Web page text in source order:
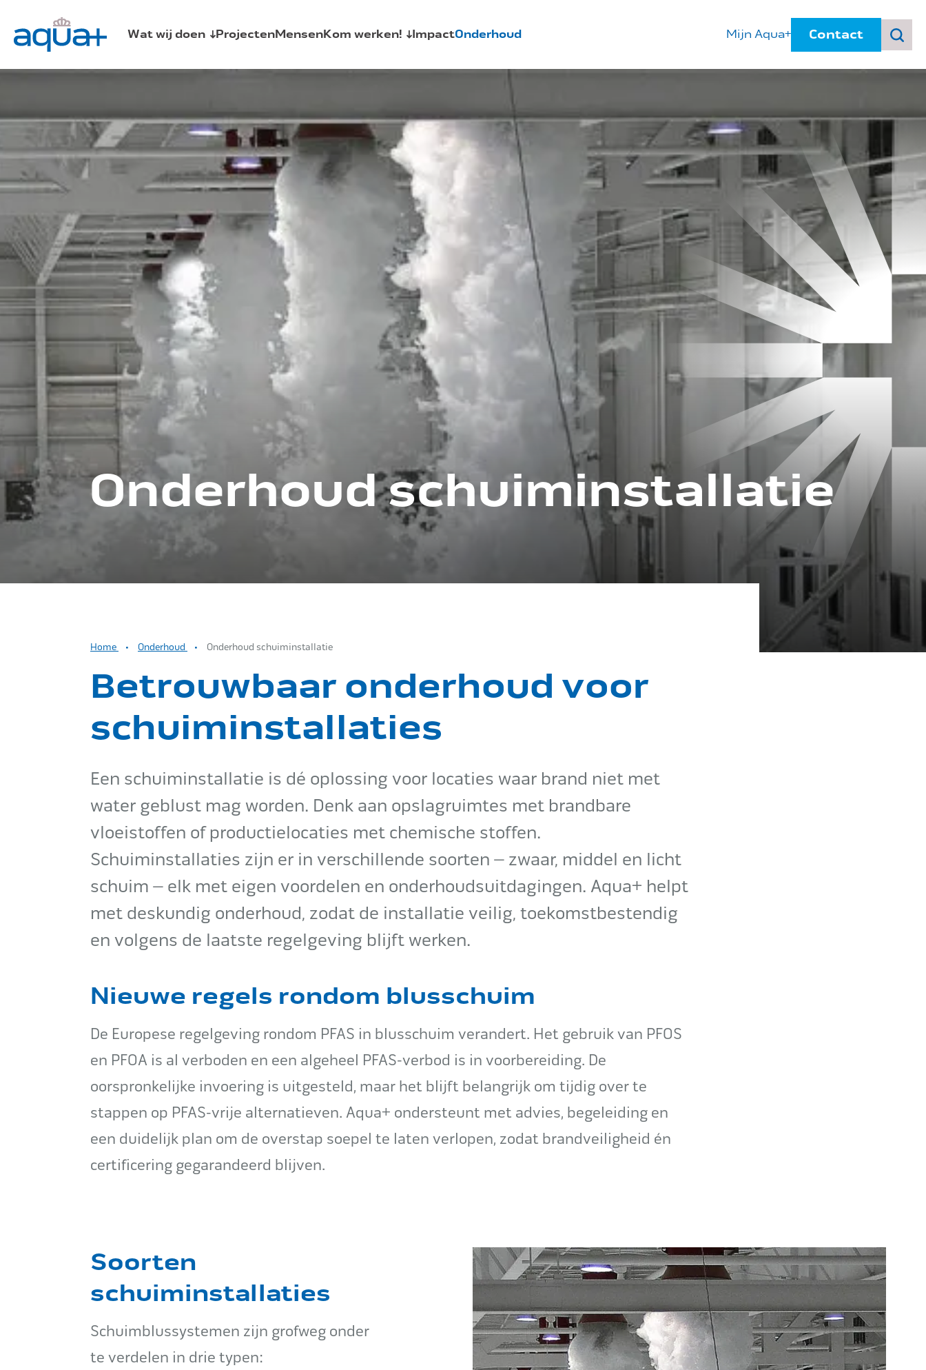
Wat wij doen
Sprinklerinstallaties
Schuim- en blusgasinstallaties
Watermistinstallatie
Centrale bluswatervoorziening
Automist
ProjectenMensenKom werken!
AquaSkills
Stages
ImpactOnderhoud Mijn Aqua+ Contact
Onderhoud schuiminstallatie
Home Onderhoud Onderhoud schuiminstallatie
Betrouwbaar onderhoud voor
schuiminstallaties
Een schuiminstallatie is dé oplossing voor locaties waar brand niet met
water geblust mag worden. Denk aan opslagruimtes met brandbare
vloeistoffen of productielocaties met chemische stoffen.
Schuiminstallaties zijn er in verschillende soorten – zwaar, middel en licht
schuim – elk met eigen voordelen en onderhoudsuitdagingen. Aqua+ helpt
met deskundig onderhoud, zodat de installatie veilig, toekomstbestendig
en volgens de laatste regelgeving blijft werken.
Nieuwe regels rondom blusschuim
De Europese regelgeving rondom PFAS in blusschuim verandert. Het gebruik van PFOS
en PFOA is al verboden en een algeheel PFAS-verbod is in voorbereiding. De
oorspronkelijke invoering is uitgesteld, maar het blijft belangrijk om tijdig over te
stappen op PFAS-vrije alternatieven. Aqua+ ondersteunt met advies, begeleiding en
een duidelijk plan om de overstap soepel te laten verlopen, zodat brandveiligheid én
certificering gegarandeerd blijven.
Soorten
schuiminstallaties
Schuimblussystemen zijn grofweg onder
te verdelen in drie typen: